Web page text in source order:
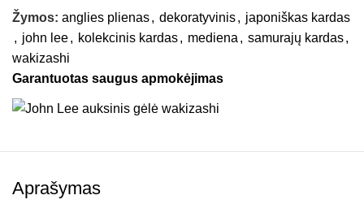
Žymos: anglies plienas, dekoratyvinis, japoniškas kardas
, john lee, kolekcinis kardas, mediena , samurajų kardas,
wakizashi
Garantuotas saugus apmokėjimas
Aprašymas